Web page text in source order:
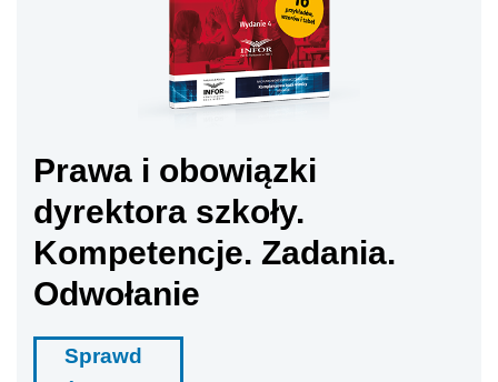
Prawa i obowiązki
dyrektora szkoły.
Kompetencje. Zadania.
Odwołanie
Sprawd